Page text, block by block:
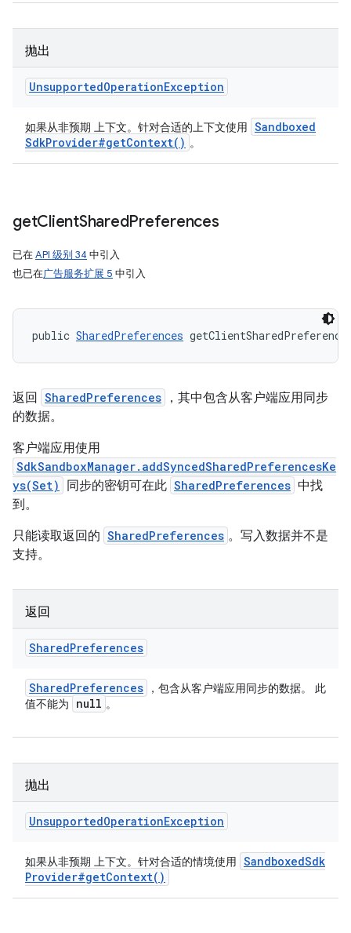
抛出
UnsupportedOperationException
如果从非预期 上下文。针对合适的上下文使用 Sandboxed
SdkProvider#getContext( ) 。
getClientSharedPreferences
已在API 级别 34 中引入
也已在广告服务扩展 5 中引入
public SharedPreferences
返回 SharedPreferences
，其中包含从客户端应用同步
的数据。
客户端应用使用
SdkSandboxManager.addSyncedSharedPreferencesKe
ys(Set)
同步的密钥可在此 SharedPreferences 中找
到。
只能读取返回的 SharedPreferences 。写入数据并不是
支持。
返回
SharedPreferences
SharedPreferences
，包含从客户端应用同步的数据。 此
值不能为
null 。
抛出
UnsupportedOperationException
如果从非预期 上下文。针对合适的情境使用 SandboxedSdk
Provider#getContext( )